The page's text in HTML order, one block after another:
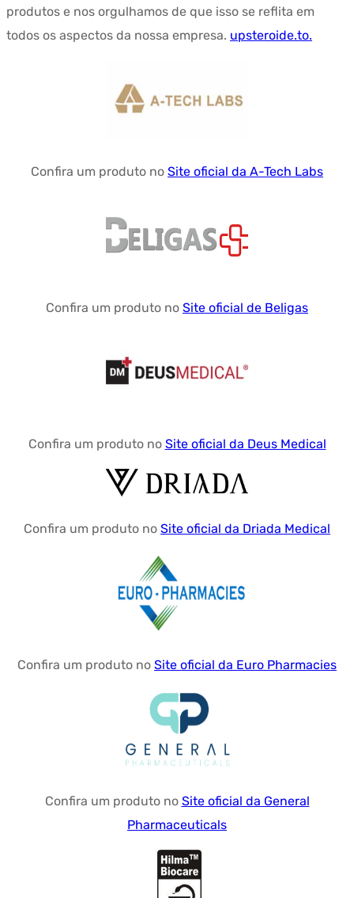
produtos e nos orgulhamos de que isso se reflita em
todos os aspectos da nossa empresa. upsteroide.to.
Confira um produto no Site oficial da A-Tech Labs
Confira um produto no Site oficial de Beligas
Confira um produto no Site oficial da Deus Medical
Confira um produto no Site oficial da Driada Medical
Confira um produto no Site oficial da Euro Pharmacies
Confira um produto no Site oficial da General
Pharmaceuticals